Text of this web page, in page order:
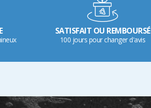
SATISFAIT OU REMBOURSÉ
100 jours pour changer d'avis